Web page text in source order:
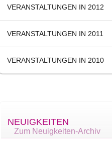
VERANSTALTUNGEN IN 2012
VERANSTALTUNGEN IN 2011
VERANSTALTUNGEN IN 2010
NEUIGKEITEN
Zum Neuigkeiten-Archiv